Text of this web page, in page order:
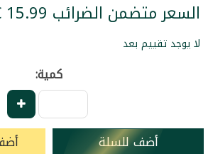
السعر متضمن الضرائب ‏15.99 €
لا يوجد تقييم بعد
كمية:
أضف للسلة